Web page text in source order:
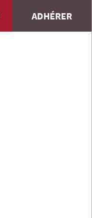
ADHÉRER